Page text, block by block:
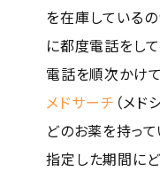
を在庫している
に都度電話をし
電話を順次かけて
メドサーチ （メ
どのお薬を持っ
指定した期間に